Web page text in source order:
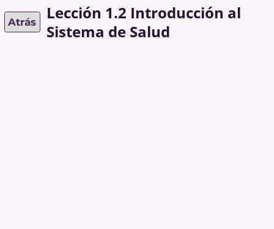
Atrás
Lección 1.2 Introducción al
Sistema de Salud